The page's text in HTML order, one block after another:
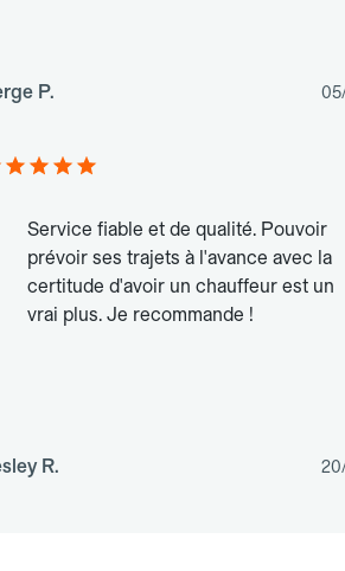
P.
Service fiable et de qualité. Pouvoir
prévoir ses trajets à l'avance avec la
certitude d'avoir un chauffeur est un
vrai plus. Je recommande !
R.